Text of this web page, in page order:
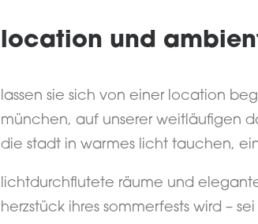
location und
lassen sie sich von einer location
münchen, auf unserer weitläufigen
die stadt in warmes licht tauchen,
lichtdurchflutete räume und
herzstück ihres sommerfests wird –